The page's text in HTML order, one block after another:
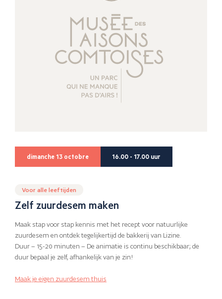
dimanche 13 octobre 16.00 - 17.00 uur
Voor alle leeftijden
Zelf zuurdesem maken
Maak stap voor stap kennis met het recept voor natuurlijke
zuurdesem en ontdek tegelijkertijd de bakkerij van Lizine.
Duur – 15-20 minuten – De animatie is continu beschikbaar; de
duur bepaal je zelf, afhankelijk van je zin!
Maak je eigen zuurdesem thuis